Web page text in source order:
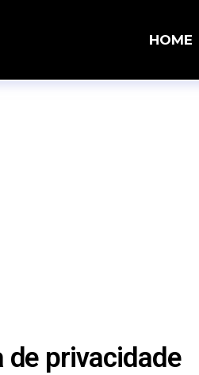
HOME
de privacidade